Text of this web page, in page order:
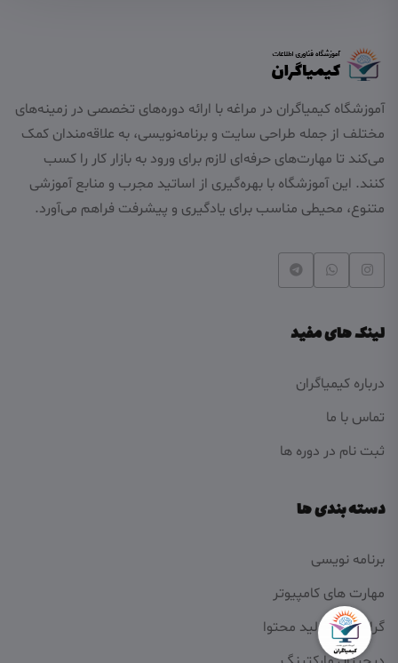
آموزشگاه کیمیاگران در مراغه با ارائه دوره‌های تخصصی در زمینه‌های
مختلف از جمله طراحی سایت و برنامه‌نویسی، به علاقه‌مندان کمک
می‌کند تا مهارت‌های حرفه‌ای لازم برای ورود به بازار کار را کسب
کنند. این آموزشگاه با بهره‌گیری از اساتید مجرب و منابع آموزشی
متنوع، محیطی مناسب برای یادگیری و پیشرفت فراهم می‌آورد.
لینک های مفید
درباره کیمیاگران
تماس با ما
ثبت نام در دوره ها
دسته بندی ها
برنامه نویسی
مهارت های کامپیوتر
گرافیک و تولید محتوا